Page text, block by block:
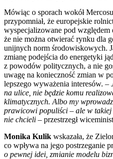
Mówiąc o sporach wokół
przypomniał, że europejskie
wyspecjalizowane pod względem
że nie można otwierać rynku dla
unijnych norm środowiskowych.
zmianę podejścia do energetyki
z powodów politycznych, a nie
uwagę na konieczność zmian w
lepszego wyważenia interesów. –
na ulice, nie będzie komu
klimatycznych. Albo my
prawicowi populiści – ale w
nie chcieli – przestrzegł
Monika Kulik wskazała, że
co wpływa na jego postrzeganie
o pewnej idei, zmianie modelu